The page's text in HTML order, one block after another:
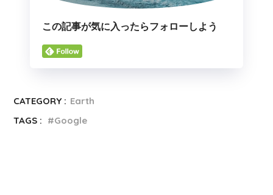
この記事が気に入ったらフォローしよう
CATEGORY : Earth
TAGS :
Google